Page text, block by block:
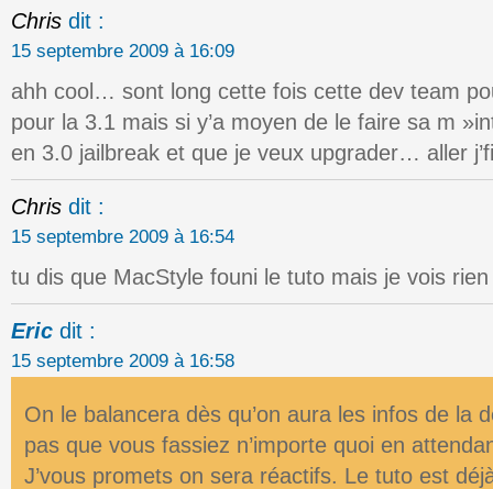
Chris dit :
15 septembre 2009 à 16:09
ahh cool… sont long cette fois cette dev team
pour la 3.1 mais si y’a moyen de le faire sa m
en 3.0 jailbreak et que je veux upgrader… aller
Chris dit :
15 septembre 2009 à 16:54
tu dis que MacStyle founi le tuto mais je vois
Eric dit :
15 septembre 2009 à 16:58
On le balancera dès qu’on aura les infos de la
pas que vous fassiez n’importe quoi en
J’vous promets on sera réactifs. Le tuto est